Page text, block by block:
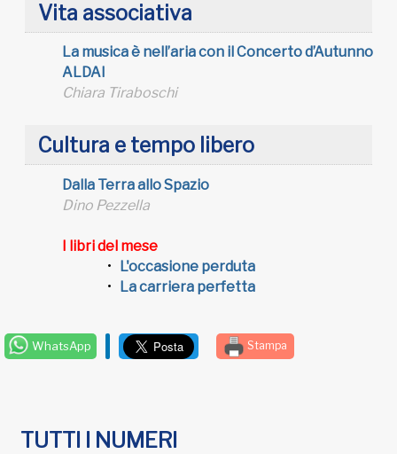
Vita associativa
La musica è nell’aria con il Concerto d’Autunno
ALDAI
Chiara Tiraboschi
Cultura e tempo libero
Dalla Terra allo Spazio
Dino Pezzella
I libri del mese
L'occasione perduta
La carriera perfetta
WhatsApp Stampa
TUTTI I NUMERI